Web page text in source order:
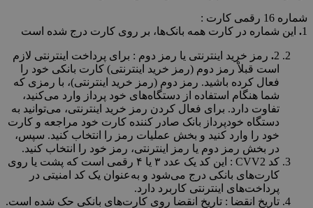
شماره 16 رقمی کارت :
1
. این شماره در کارت همه بانک‏‌ها، بر روی کارت درج شده است
2
. رمز خرید اینترنتی یا رمز دوم : برای پرداخت اینترنتی لازم
است قبلاْ رمز دوم (رمز خرید اینترنتی) کارت بانکی خود را
فعال کرده باشید. رمز دوم (رمز خرید اینترنتی)، با رمزی که
شما هنگام استفاده از دستگاه‌‏های خود پرداز وارد می‌کنید،
تفاوت دارد. برای فعال کردن رمز خرید اینترنتی، می‏‌توانید به
دستگاه خودپرداز بانک صادر کننده کارت خود مراجعه و کارت
خود را وارد کنید و بخش عملیات رمز را انتخاب کنید. سپس،
در بخش رمز دوم یا رمز اینترنتی، رمز خود را انتخاب کنید.
کد CVV2 : این کد یک عدد ۳ یا ۴ رقمی است که پشت یا روی
کارت‌‌‌‌‌‌‌‌‌‌‌‌‌‌‌‌‌‌‌‌‌‌‌‌‌‌‌‌‌‌‌‌‌‌‌‌‌‌‌‌‌‌‌‌‌‌‌‌‌‌‌‌‌های بانکی درج می‌شود و به‌‌‌‌‌‌‌‌‌‌‌‌‌‌‌‌‌‌‌‌‌‌‌‌‌‌‌‌‌‌‌‌‌‌‌‌‌‌‌‌‌‌‌‌‌‌‌‌‌‌‌‌‌عنوان یک کد امنیتی در
پرداخت‌‌‌‌‌‌‌‌‌‌‌‌‌‌‌‌‌‌‌‌‌‌‌‌‌‌‌‌‌‌‌‌‌‌‌‌‌‌‌‌‌‌‌‌‌‌‌‌‌‌‌‌‌های اینترنتی کاربرد دارد.
تاریخ انقضا : تاریخ انقضا روی کارت‌های بانکی حک شده است.